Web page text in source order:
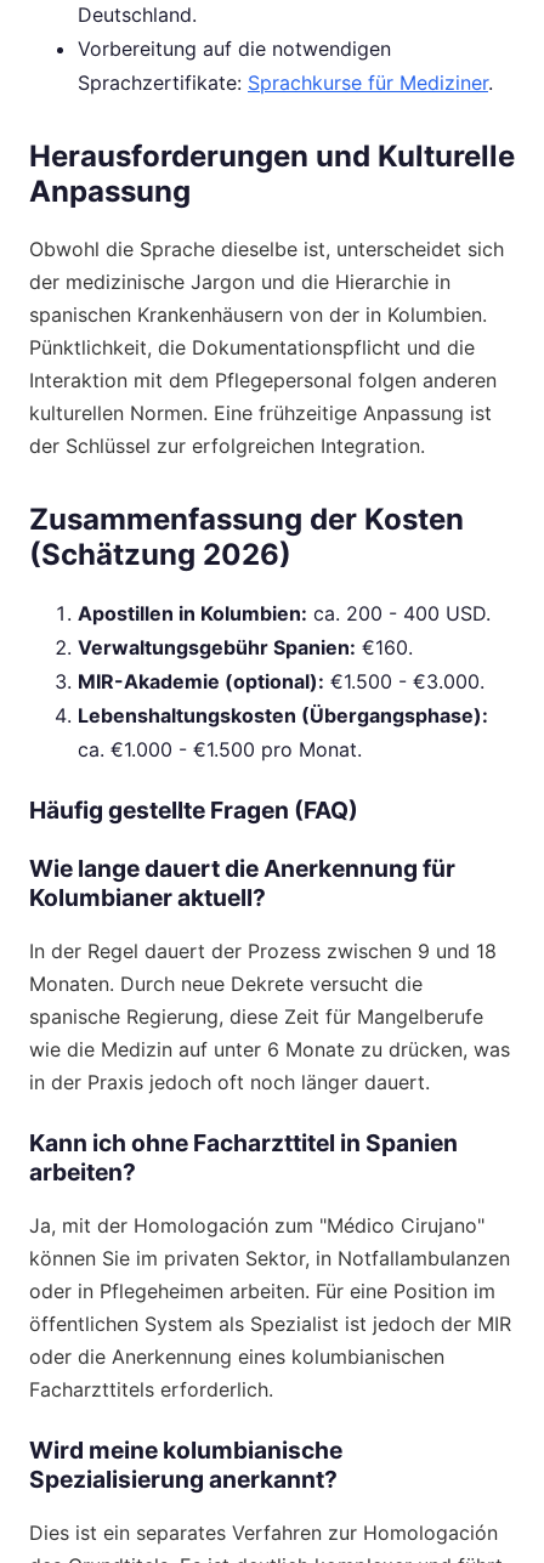
Deutschland.
Vorbereitung auf die notwendigen
Sprachzertifikate: Sprachkurse für Mediziner.
Herausforderungen und Kulturelle
Anpassung
Obwohl die Sprache dieselbe ist, unterscheidet sich
der medizinische Jargon und die Hierarchie in
spanischen Krankenhäusern von der in Kolumbien.
Pünktlichkeit, die Dokumentationspflicht und die
Interaktion mit dem Pflegepersonal folgen anderen
kulturellen Normen. Eine frühzeitige Anpassung ist
der Schlüssel zur erfolgreichen Integration.
Zusammenfassung der Kosten
(Schätzung 2026)
Apostillen in Kolumbien: ca. 200 - 400 USD.
Verwaltungsgebühr Spanien: €160.
MIR-Akademie (optional): €1.500 - €3.000.
Lebenshaltungskosten (Übergangsphase):
ca. €1.000 - €1.500 pro Monat.
Häufig gestellte Fragen (FAQ)
Wie lange dauert die Anerkennung für
Kolumbianer aktuell?
In der Regel dauert der Prozess zwischen 9 und 18
Monaten. Durch neue Dekrete versucht die
spanische Regierung, diese Zeit für Mangelberufe
wie die Medizin auf unter 6 Monate zu drücken, was
in der Praxis jedoch oft noch länger dauert.
Kann ich ohne Facharzttitel in Spanien
arbeiten?
Ja, mit der Homologación zum "Médico Cirujano"
können Sie im privaten Sektor, in Notfallambulanzen
oder in Pflegeheimen arbeiten. Für eine Position im
öffentlichen System als Spezialist ist jedoch der MIR
oder die Anerkennung eines kolumbianischen
Facharzttitels erforderlich.
Wird meine kolumbianische
Spezialisierung anerkannt?
Dies ist ein separates Verfahren zur Homologación